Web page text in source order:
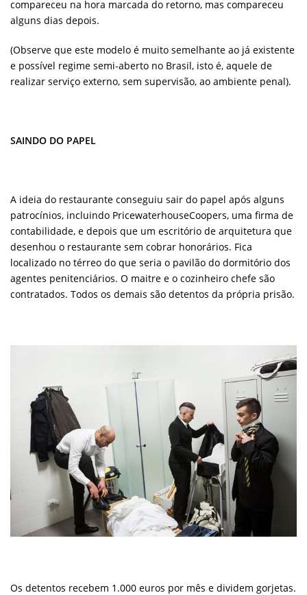
compareceu na hora marcada do retorno, mas compareceu
alguns dias depois.
(Observe que este modelo é muito semelhante ao já existente
e possível regime semi-aberto no Brasil, isto é, aquele de
realizar serviço externo, sem supervisão, ao ambiente penal).
SAINDO DO PAPEL
A ideia do restaurante conseguiu sair do papel após alguns
patrocínios, incluindo PricewaterhouseCoopers, uma firma de
contabilidade, e depois que um escritório de arquitetura que
desenhou o restaurante sem cobrar honorários. Fica
localizado no térreo do que seria o pavilão do dormitório dos
agentes penitenciários. O maitre e o cozinheiro chefe são
contratados. Todos os demais são detentos da própria prisão.
Os detentos recebem 1.000 euros por mês e dividem gorjetas.